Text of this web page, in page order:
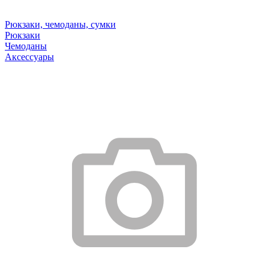
Рюкзаки, чемоданы, сумки
Рюкзаки
Чемоданы
Аксессуары